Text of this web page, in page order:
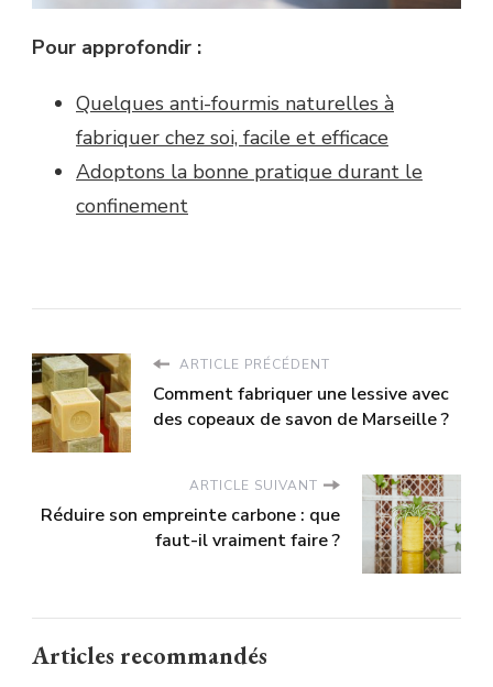
Pour approfondir :
Quelques anti-fourmis naturelles à
fabriquer chez soi, facile et efficace
Adoptons la bonne pratique durant le
confinement
ARTICLE PRÉCÉDENT
Comment fabriquer une lessive avec
des copeaux de savon de Marseille ?
ARTICLE SUIVANT
Réduire son empreinte carbone : que
faut-il vraiment faire ?
Articles recommandés